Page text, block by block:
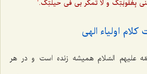
بِعُقوبَتِکَ و لا تَمکُر بی فی حیلَتِکَ.
اولیاء الهی
علیهم السّلام همیشه زنده است و در هر